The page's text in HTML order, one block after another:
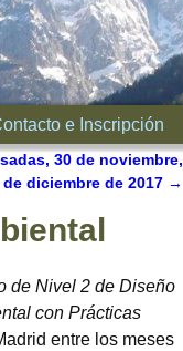
e Inscripción
30 de noviembre,
de diciembre de 2017 →
de Nivel 2 de Diseño
con Prácticas
entre los meses